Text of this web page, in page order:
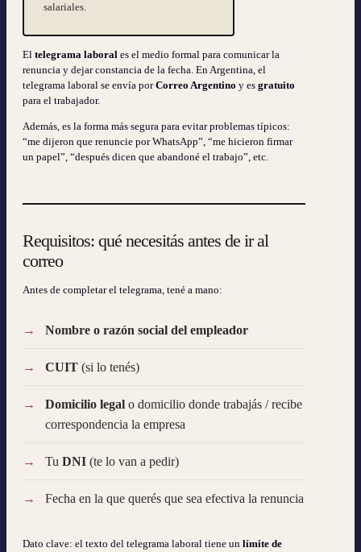
salariales.
El telegrama laboral es el medio formal para comunicar la
renuncia y dejar constancia de la fecha. En Argentina, el
telegrama laboral se envía porCorreo Argentino y es gratuito
para el trabajador.
Además, es la forma más segura para evitar problemas típicos:
“me dijeron que renuncie por WhatsApp”, “me hicieron firmar
un papel”, “después dicen que abandoné el trabajo”, etc.
Requisitos: qué necesitás antes de ir al
correo
Antes de completar el telegrama, tené a mano:
Nombre o razón social del empleador
CUIT (si lo tenés)
Domicilio legal o domicilio donde trabajás / recibe
correspondencia la empresa
Tu DNI (te lo van a pedir)
Fecha en la que querés que sea efectiva la renuncia
Dato clave: el texto del telegrama laboral tiene un límite de